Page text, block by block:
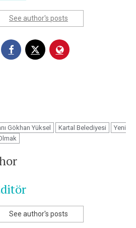
See author's posts
Gökhan Yüksel Kartal Belediyesi
Yeni
See author's posts